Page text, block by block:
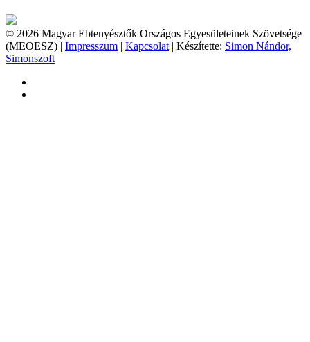
© 2026 Magyar Ebtenyésztők Országos Egyesületeinek Szövetsége
(MEOESZ) | Impresszum | Kapcsolat | Készítette: Simon Nándor,
Simonszoft